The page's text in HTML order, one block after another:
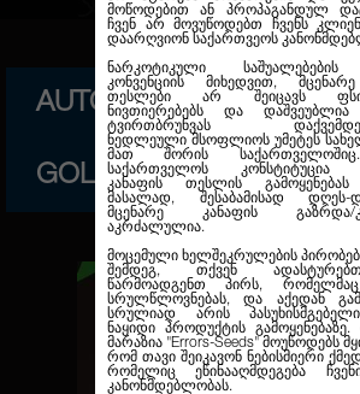
მოწოდებით ან პროპაგანდულ
ჩვენ არ მოვუწოდებთ ჩვენს
დაარღვიონ საქართვეოს
ნარკოტიკული
კონვენციის მიხედვით,
თესლები არ შეიცავს
ნივთიერებებს და
ტვირთბრუნვას
ნედლეული მსოფლიოს უმეტეს
მათ შორის
საქართველოს კონსტიტუცია
კანაფის თესლის
მასალად, შესაბამისად დღეს-
მცენარე კანაფის გაზრდა/
აკრძალულია.
მოცემული ხელშეკრულების
შემდეგ, თქვენ
წარმოადგენთ პირს, რომელმაც
სრულწლოვნებას, და აქედან
სრულიად არის
ნაყიდი პროდუქტის გამოყენებაზე.
მარაზია "Errors-Seeds" მოუწოდებს
რომ თავი შეიკავონ ნებისმიერი
რომელიც ეწინააღმდეგება
კანონმდებლობას.
AUTO SUPER SKUNK
GOLD